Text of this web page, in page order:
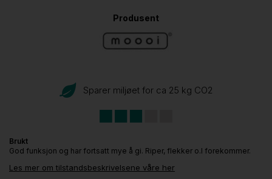
Produsent
Sparer miljøet for ca 25 kg CO2
Brukt
God funksjon og har fortsatt mye å gi. Riper, flekker o.l forekommer.
Les mer om tilstandsbeskrivelsene våre her